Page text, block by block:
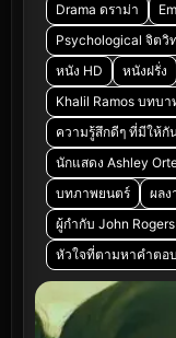
Drama ดราม่า
Psychological จิตวิ
หนัง HD
หนังฝรั่ง
Khalil Ramos บทบ
ความรู้สึกดีๆ ที่มีให้กั
นักแสดง Ashley
บทภาพยนตร์
ผลง
ผู้กำกับ John Rogers
หัวใจที่ตามหาคำตอบ